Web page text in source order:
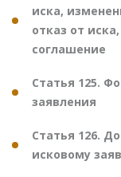
иска,
отказ от
соглашение
Статья 125.
заявления
Статья 126.
исковому